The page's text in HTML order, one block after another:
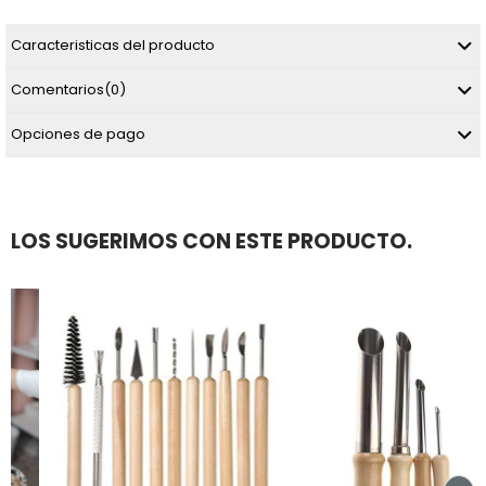
Caracteristicas del producto
Comentarios(0)
Opciones de pago
LOS SUGERIMOS CON ESTE PRODUCTO.